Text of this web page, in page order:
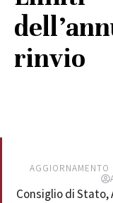
rinvio
AGGIORNAMENTO
Consiglio di Stato,